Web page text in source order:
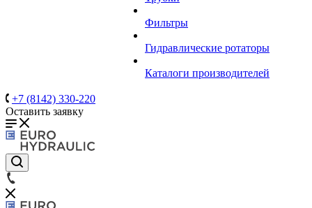
Фильтры
Гидравлические ротаторы
Каталоги производителей
+7 (8142) 330-220
Оставить заявку